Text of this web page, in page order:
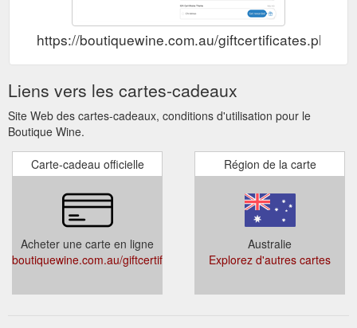
https://boutiquewine.com.au/giftcertificates.php
Liens vers les cartes-cadeaux
Site Web des cartes-cadeaux, conditions d'utilisation pour le
Boutique Wine.
Carte-cadeau officielle
Acheter une carte en ligne
boutiquewine.com.au/giftcertificates.php
Région de la carte
Australie
Explorez d'autres cartes